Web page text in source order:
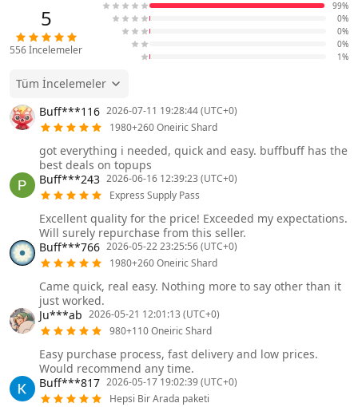
5
556İncelemeler
99%
0%
0%
0%
1%
Tüm İncelemeler
Buff***116 2026-07-11 19:28:44 (UTC+0)
1980+260 Oneiric Shard
got everything i needed, quick and easy. buffbuff has the
best deals on topups
Buff***243 2026-06-16 12:39:23 (UTC+0)
Express Supply Pass
Excellent quality for the price! Exceeded my expectations.
Will surely repurchase from this seller.
Buff***766 2026-05-22 23:25:56 (UTC+0)
1980+260 Oneiric Shard
Came quick, real easy. Nothing more to say other than it
just worked.
Ju***ab 2026-05-21 12:01:13 (UTC+0)
980+110 Oneiric Shard
Easy purchase process, fast delivery and low prices.
Would recommend any time.
Buff***817 2026-05-17 19:02:39 (UTC+0)
Hepsi Bir Arada paketi